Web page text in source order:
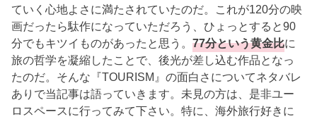
ていく心地よさに満たされていたのだ。これが120分の映
画だったら駄作になっていただろう、ひょっとすると90
分でもキツイものがあったと思う。77分という黄金比に
旅の哲学を凝縮したことで、後光が差し込む作品となっ
たのだ。そんな『TOURISM』の面白さについてネタバレ
ありで当記事は語っていきます。未見の方は、是非ユー
ロスペースに行ってみて下さい。特に、海外旅行好きに